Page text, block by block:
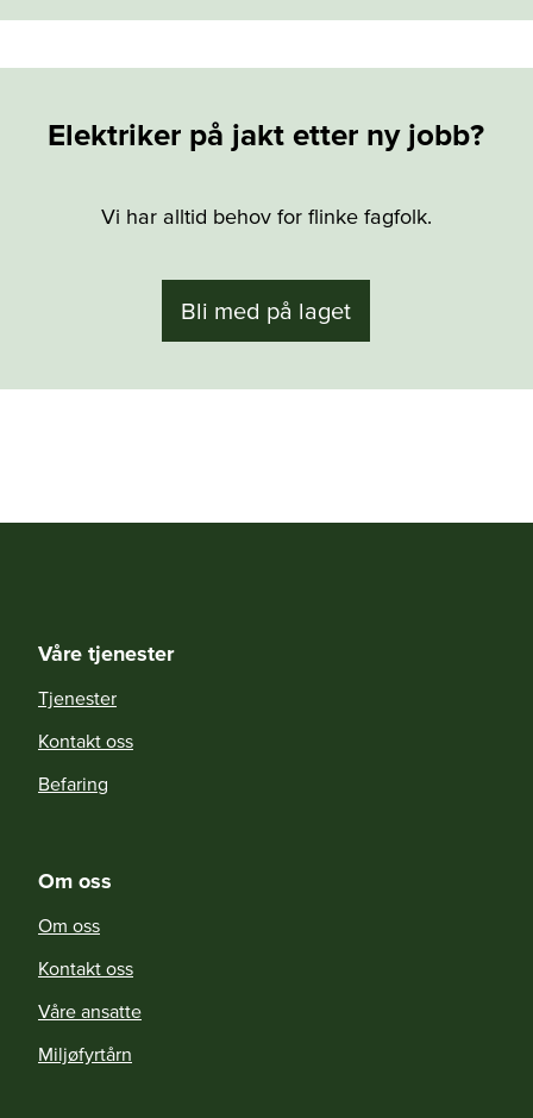
Elektriker på jakt etter ny jobb?
Vi har alltid behov for flinke fagfolk.
Bli med på laget
Våre tjenester
Tjenester
Kontakt oss
Befaring
Om oss
Om oss
Kontakt oss
Våre ansatte
Miljøfyrtårn